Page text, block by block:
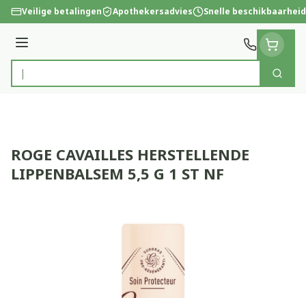
Ga naar de inhoud
Veilige betalingen Apothekersadvies Snelle beschikbaarheid
Menu
Product, merk, categorie...
Zoek
ROGE CAVAILLES HERSTELLENDE
LIPPENBALSEM 5,5 G 1 ST NF